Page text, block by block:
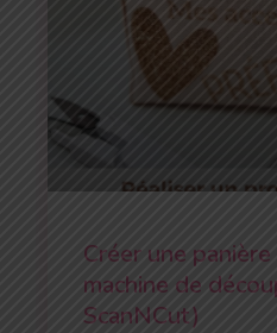
Créer une
machine de
ScanNCut)